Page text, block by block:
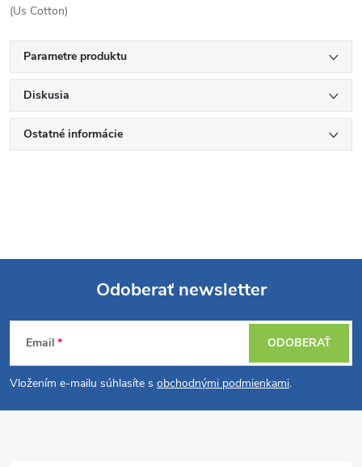
(Us Cotton)
Parametre produktu
Diskusia
Ostatné informácie
Z
á
p
Odoberať newsletter
Email
Vložením e-mailu súhlasíte s obchodnými podmienkami.
ODOBERAŤ